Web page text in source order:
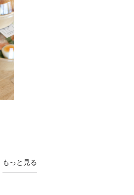
もっと見る